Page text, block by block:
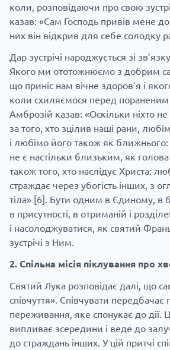
коли, розповідаючи про свою
казав: «Сам Господь привів мене
них він відкрив для себе солодку
Дар зустрічі народжується зі
Якого ми ототожнюємо з добрим
що приніс нам вічне здоров’я і
коли схиляємося перед
Амброзій казав: «Оскільки ніхто
за того, хто зцілив наші рани,
і любімо його також як
не є настільки близьким, як
також того, хто наслідує Христа:
страждає через убогість інших, з
тіла» [6]. Бути одним в Єдиному, в
в присутності, в отриманій і
і насолоджуватися, як святий
зустрічі з Ним.
2. Спільна місія піклування про
Святий Лука розповідає далі, що
співчуття». Співчувати
переживання, яке спонукає до дії.
випливає зсередини і веде до
до страждань інших. У цій притчі